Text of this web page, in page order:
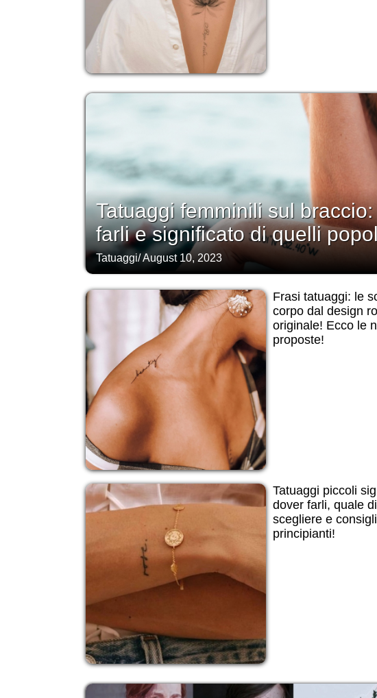
Tatuaggi femminili sul
farli e significato di quelli
Tatuaggi/August 10, 2023
Frasi tatuaggi: le
corpo dal design
originale! Ecco le
proposte!
Tatuaggi piccoli
dover farli, quale
scegliere e
principianti!